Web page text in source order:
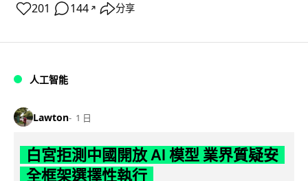
201 144 ↗ 分享
人工智能
Lawton 1 日
白宮拒測中國開放 AI 模型 業界質疑安
全框架選擇性執行